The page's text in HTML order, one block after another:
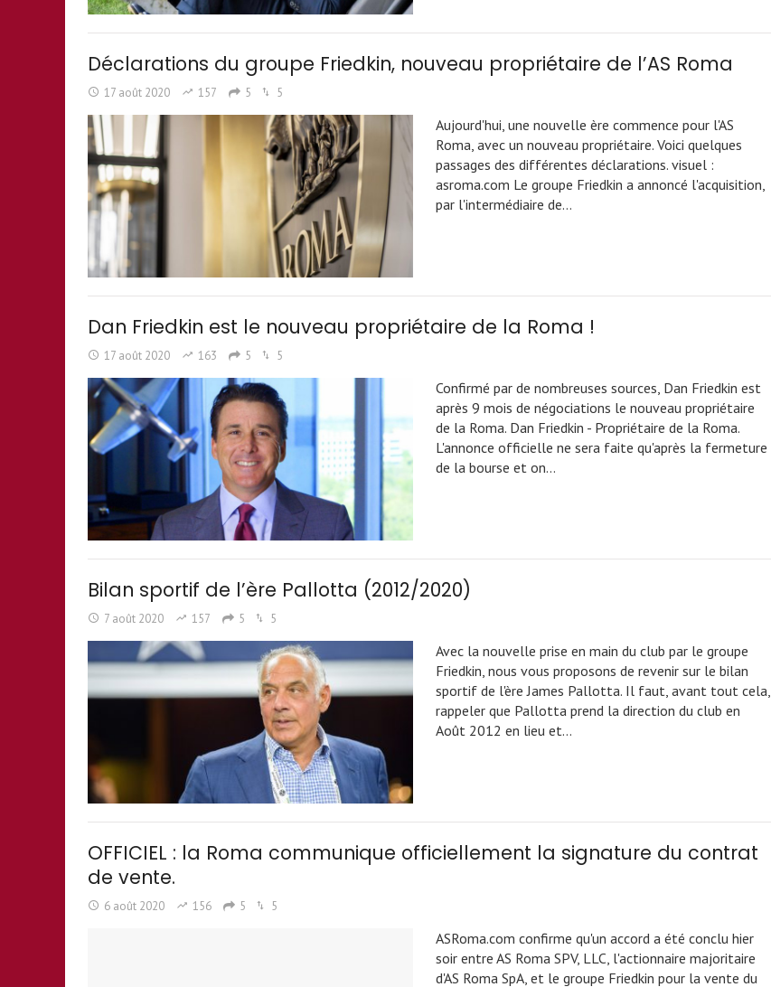
Déclarations du groupe Friedkin, nouveau propriétaire de l’AS Roma
17 août 2020 157 5 5
Aujourd'hui, une nouvelle ère commence pour l'AS
Roma, avec un nouveau propriétaire. Voici quelques
passages des différentes déclarations. visuel :
asroma.com Le groupe Friedkin a annoncé l'acquisition,
par l'intermédiaire de…
Dan Friedkin est le nouveau propriétaire de la Roma !
17 août 2020 163 5 5
Confirmé par de nombreuses sources, Dan Friedkin est
après 9 mois de négociations le nouveau propriétaire
de la Roma. Dan Friedkin - Propriétaire de la Roma.
L'annonce officielle ne sera faite qu'après la fermeture
de la bourse et on…
Bilan sportif de l’ère Pallotta (2012/2020)
7 août 2020 157 5 5
Avec la nouvelle prise en main du club par le groupe
Friedkin, nous vous proposons de revenir sur le bilan
sportif de l'ère James Pallotta. Il faut, avant tout cela,
rappeler que Pallotta prend la direction du club en
Août 2012 en lieu et…
OFFICIEL : la Roma communique officiellement la signature du contrat
de vente.
6 août 2020 156 5 5
ASRoma.com confirme qu'un accord a été conclu hier
soir entre AS Roma SPV, LLC, l'actionnaire majoritaire
d'AS Roma SpA, et le groupe Friedkin pour la vente du